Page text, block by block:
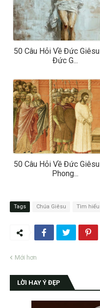
50 Câu Hỏi Về Đức
Đức G...
50 Câu Hỏi Về Đức
Phong...
Tags Chúa Giêsu Tìm
Mới hơn
LỜI HAY Ý ĐẸP